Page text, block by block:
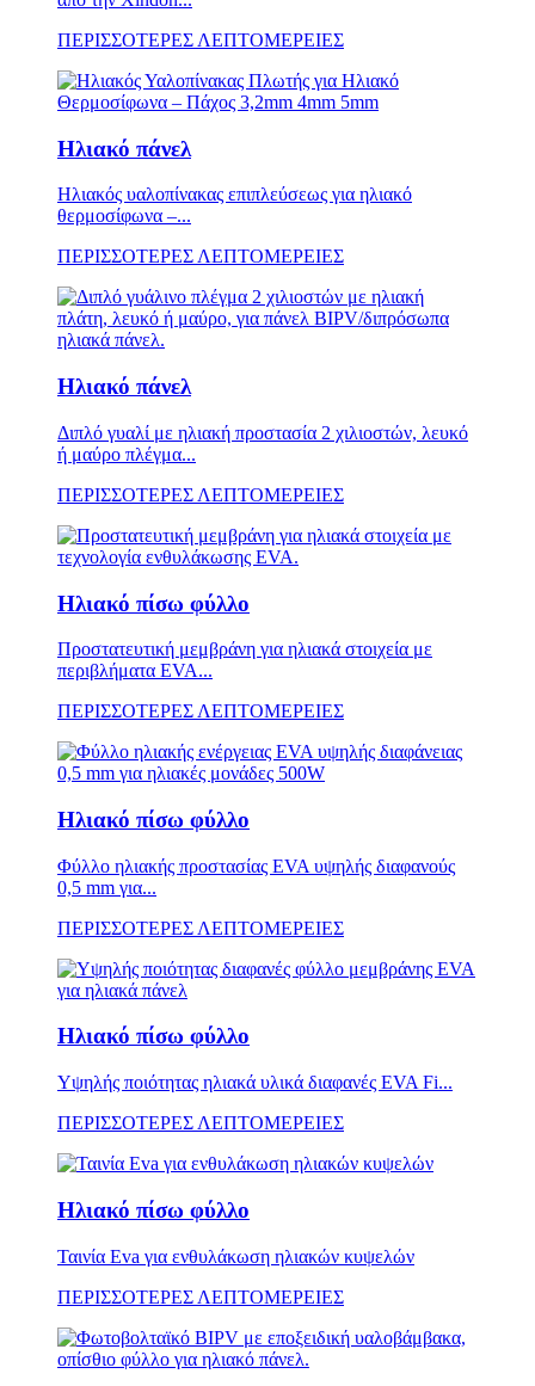
ΠΕΡΙΣΣΟΤΕΡΕΣ ΛΕΠΤΟΜΕΡΕΙΕΣ
Ηλιακό πάνελ
Ηλιακός υαλοπίνακας επιπλεύσεως για ηλιακό
θερμοσίφωνα –...
ΠΕΡΙΣΣΟΤΕΡΕΣ ΛΕΠΤΟΜΕΡΕΙΕΣ
Ηλιακό πάνελ
Διπλό γυαλί με ηλιακή προστασία 2 χιλιοστών, λευκό
ή μαύρο πλέγμα...
ΠΕΡΙΣΣΟΤΕΡΕΣ ΛΕΠΤΟΜΕΡΕΙΕΣ
Ηλιακό πίσω φύλλο
Προστατευτική μεμβράνη για ηλιακά στοιχεία με
περιβλήματα EVA...
ΠΕΡΙΣΣΟΤΕΡΕΣ ΛΕΠΤΟΜΕΡΕΙΕΣ
Ηλιακό πίσω φύλλο
Φύλλο ηλιακής προστασίας EVA υψηλής διαφανούς
0,5 mm για...
ΠΕΡΙΣΣΟΤΕΡΕΣ ΛΕΠΤΟΜΕΡΕΙΕΣ
Ηλιακό πίσω φύλλο
Υψηλής ποιότητας ηλιακά υλικά διαφανές EVA Fi...
ΠΕΡΙΣΣΟΤΕΡΕΣ ΛΕΠΤΟΜΕΡΕΙΕΣ
Ηλιακό πίσω φύλλο
Ταινία Eva για ενθυλάκωση ηλιακών κυψελών
ΠΕΡΙΣΣΟΤΕΡΕΣ ΛΕΠΤΟΜΕΡΕΙΕΣ